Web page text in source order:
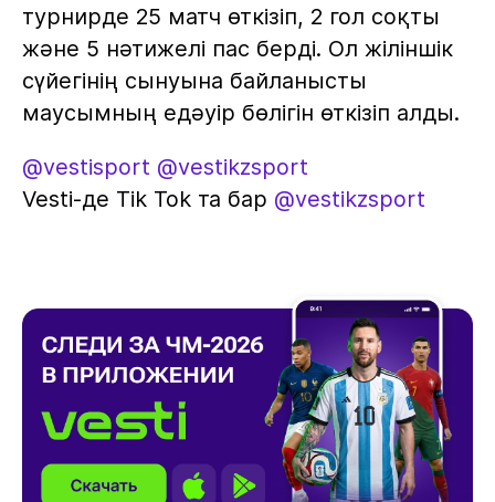
турнирде 25 матч өткізіп, 2 гол соқты
және 5 нәтижелі пас берді. Ол жіліншік
сүйегінің сынуына байланысты
маусымның едәуір бөлігін өткізіп алды.
@vestisport @vestikzsport
Vesti-де Tik Tok та бар @vestikzsport